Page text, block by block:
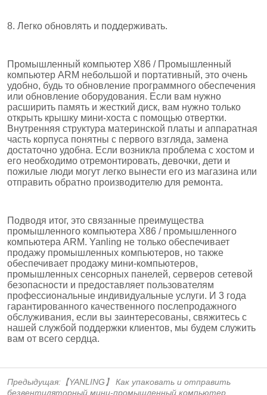
Предыдущая: 【YANLING】 Как упаковать и отправить
безвентиляторный мини-промышленный компьютер